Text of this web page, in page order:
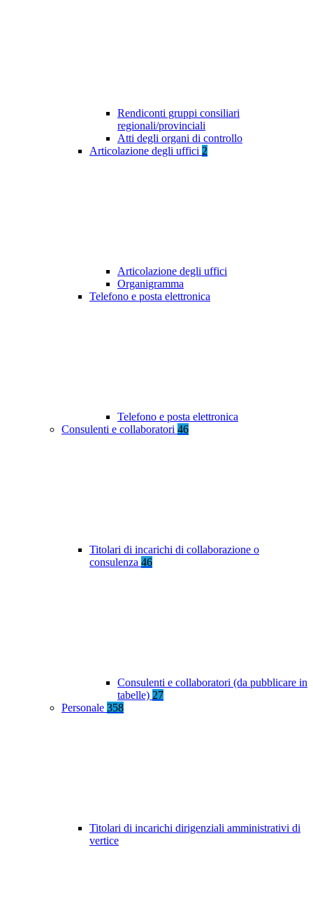
Rendiconti gruppi consiliari
regionali/provinciali
Atti degli organi di controllo
Articolazione degli uffici 2
Articolazione degli uffici
Organigramma
Telefono e posta elettronica
Telefono e posta elettronica
Consulenti e collaboratori 46
Titolari di incarichi di collaborazione o
consulenza 46
Consulenti e collaboratori (da pubblicare in
tabelle) 27
Personale 358
Titolari di incarichi dirigenziali amministrativi di
vertice